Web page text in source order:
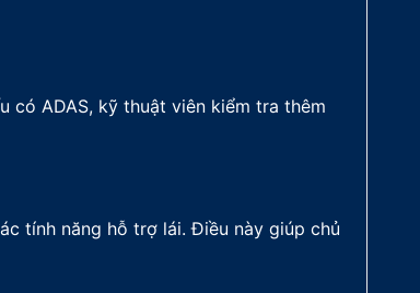
có ADAS, kỹ thuật viên kiểm tra thêm
tính năng hỗ trợ lái. Điều này giúp chủ